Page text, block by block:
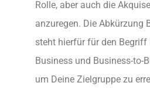
Rolle, aber auch die
anzuregen. Die Abkürzung
steht hierfür für den Begriff
Business und Business-to-
um Deine Zielgruppe zu